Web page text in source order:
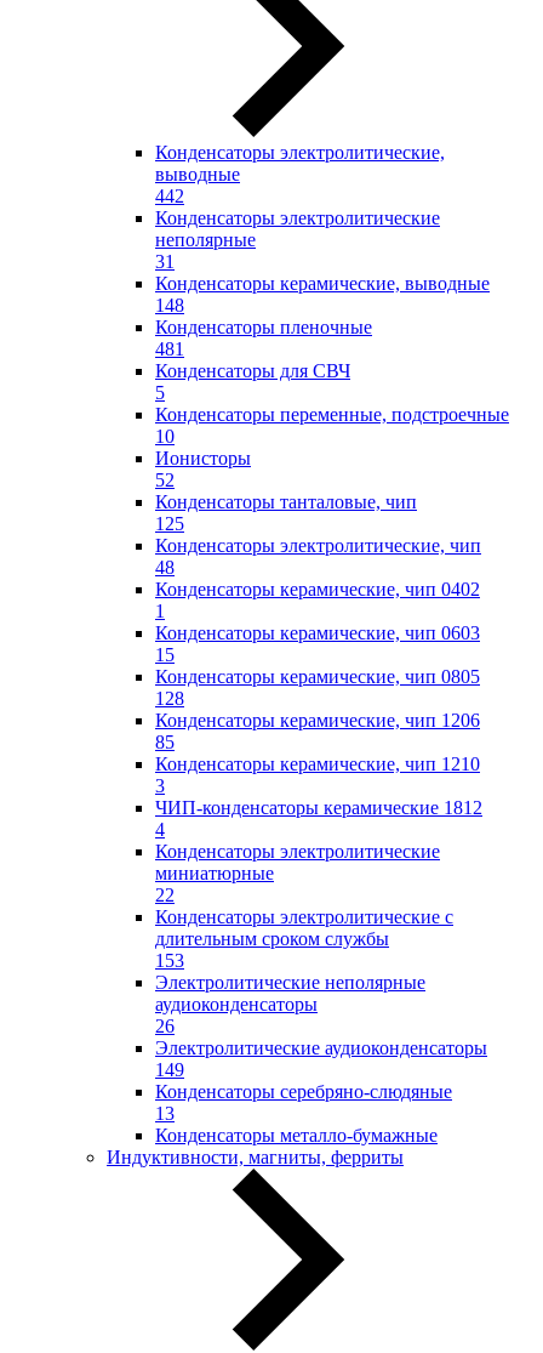
Конденсаторы электролитические,
выводные
442
Конденсаторы электролитические
неполярные
31
Конденсаторы керамические, выводные
148
Конденсаторы пленочные
481
Конденсаторы для СВЧ
5
Конденсаторы переменные, подстроечные
10
Ионисторы
52
Конденсаторы танталовые, чип
125
Конденсаторы электролитические, чип
48
Конденсаторы керамические, чип 0402
1
Конденсаторы керамические, чип 0603
15
Конденсаторы керамические, чип 0805
128
Конденсаторы керамические, чип 1206
85
Конденсаторы керамические, чип 1210
3
ЧИП-конденсаторы керамические 1812
4
Конденсаторы электролитические
миниатюрные
22
Конденсаторы электролитические с
длительным сроком службы
153
Электролитические неполярные
аудиоконденсаторы
26
Электролитические аудиоконденсаторы
149
Конденсаторы серебряно-слюдяные
13
Конденсаторы металло-бумажные
Индуктивности, магниты, ферриты